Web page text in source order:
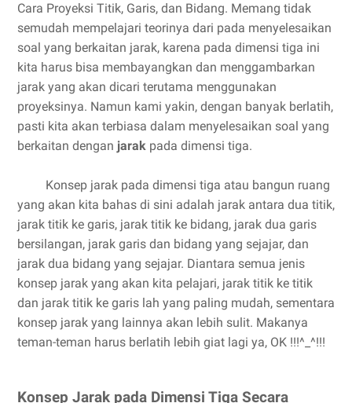
Cara Proyeksi Titik, Garis, dan Bidang. Memang tidak
semudah mempelajari teorinya dari pada menyelesaikan
soal yang berkaitan jarak, karena pada dimensi tiga ini
kita harus bisa membayangkan dan menggambarkan
jarak yang akan dicari terutama menggunakan
proyeksinya. Namun kami yakin, dengan banyak berlatih,
pasti kita akan terbiasa dalam menyelesaikan soal yang
berkaitan dengan jarak pada dimensi tiga.
Konsep jarak pada dimensi tiga atau bangun ruang
yang akan kita bahas di sini adalah jarak antara dua titik,
jarak titik ke garis, jarak titik ke bidang, jarak dua garis
bersilangan, jarak garis dan bidang yang sejajar, dan
jarak dua bidang yang sejajar. Diantara semua jenis
konsep jarak yang akan kita pelajari, jarak titik ke titik
dan jarak titik ke garis lah yang paling mudah, sementara
konsep jarak yang lainnya akan lebih sulit. Makanya
teman-teman harus berlatih lebih giat lagi ya, OK !!!^_^!!!
Konsep Jarak pada Dimensi Tiga Secara